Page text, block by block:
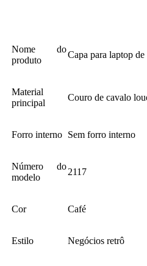
Nome do
produto
Capa para laptop
Material
principal
Couro de cavalo
Forro interno Sem forro interno
Número do
modelo
2117
Cor Café
Estilo Negócios retrô